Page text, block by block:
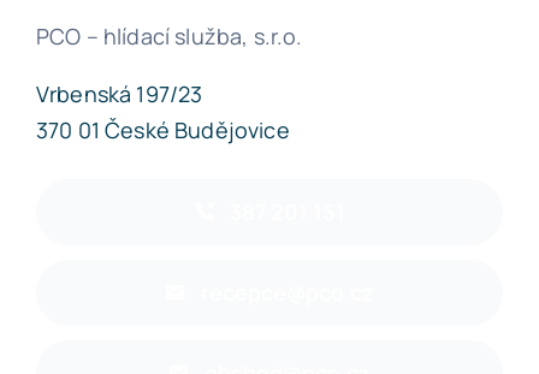
PCO – hlídací služba, s.r.o.
Vrbenská 197/23
370 01 České Budějovice